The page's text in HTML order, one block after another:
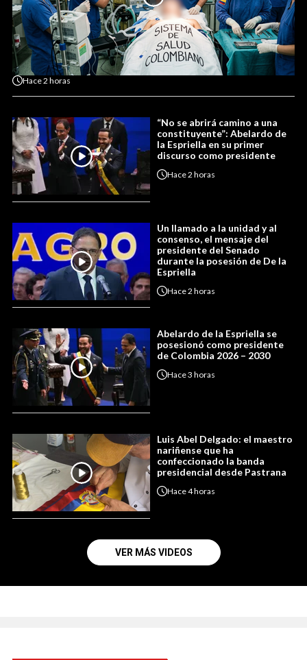
Hace2 horas
“No se abrirá camino a una
constituyente”: Abelardo de
la Espriella en su primer
discurso como presidente
Hace2 horas
Un llamado a la unidad y al
consenso, el mensaje del
presidente del Senado
durante la posesión de De la
Espriella
Hace2 horas
Abelardo de la Espriella se
posesionó como presidente
de Colombia 2026 – 2030
Hace3 horas
Luis Abel Delgado: el maestro
nariñense que ha
confeccionado la banda
presidencial desde Pastrana
Hace4 horas
VER MÁS VIDEOS